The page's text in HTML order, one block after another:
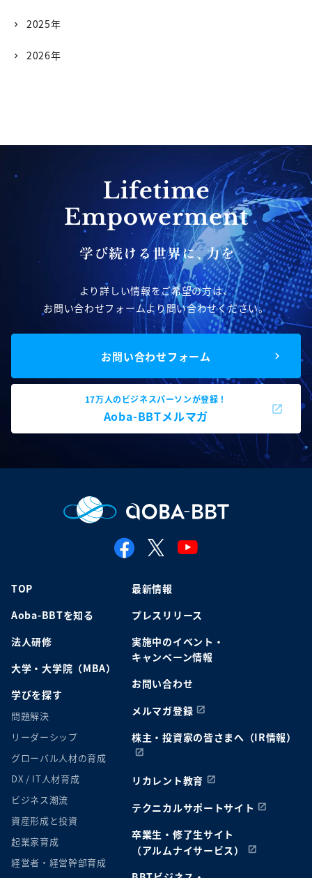
2025年
2026年
より詳しい情報をご希望の方は、
お問い合わせフォームより問い合わせください。
お問い合わせフォーム
17万人のビジネスパーソンが登録！
Aoba-BBTメルマガ
TOP
Aoba-BBTを知る
法人研修
大学・大学院（MBA）
学びを探す
問題解決
リーダーシップ
グローバル人材の育成
DX / IT人材育成
ビジネス潮流
資産形成と投資
起業家育成
経営者・経営幹部育成
最新情報
プレスリリース
実施中のイベント・
キャンペーン情報
お問い合わせ
メルマガ登録
株主・投資家の皆さまへ（IR情報）
リカレント教育
テクニカルサポートサイト
卒業生・修了生サイト
（アルムナイサービス）